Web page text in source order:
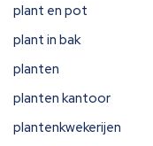
plant en pot
plant in bak
planten
planten kantoor
plantenkwekerijen